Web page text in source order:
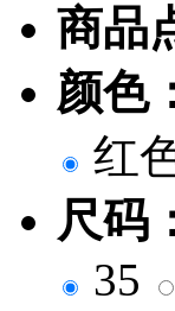
商品
颜色
红
尺码
35